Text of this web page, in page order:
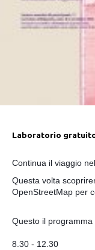
Laboratorio
Continua il viaggio
Questa volta
OpenStreetMap per
Questo il programma
8.30 - 12.30